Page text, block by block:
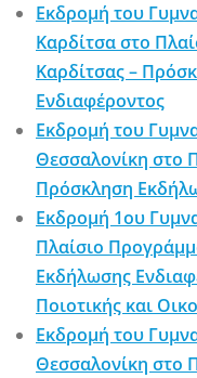
Εκδρομή του
Καρδίτσα στο
Καρδίτσας –
Ενδιαφέροντος
Εκδρομή του
Θεσσαλονίκη στο
Πρόσκληση
Εκδρομή 1ου
Πλαίσιο
Εκδήλωσης
Ποιοτικής και
Εκδρομή του
Θεσσαλονίκη στο